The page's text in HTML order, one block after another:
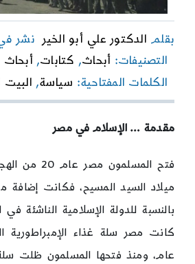
بقلم الدكتور علي أبو الخير
نشر في :
التصنيفات: أبحاث, كتابات,أبحاث
الكلمات المفتاحية: سياسة, البيت
مقدمة … الإسلام في مصر
ميلاد السيد المسيح، فكانت إضافة
بالنسبة للدولة الإسلامية الناشئة في
عام، ومنذ فتحها المسلمون ظلت سلة